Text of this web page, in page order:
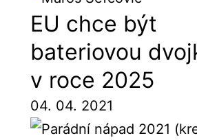
EU chce být
bateriovou
v roce 2025
04. 04. 2021